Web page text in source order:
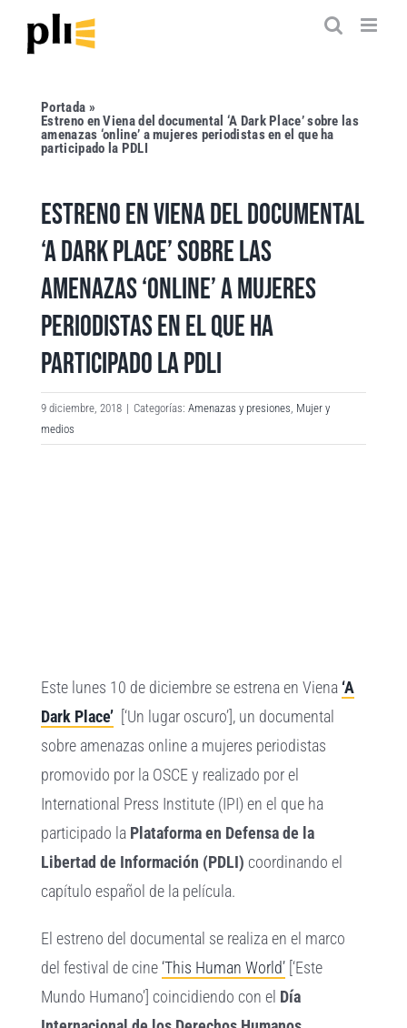
Portada »
Estreno en Viena del documental ‘A Dark Place’ sobre las
amenazas ‘online’ a mujeres periodistas en el que ha
participado la PDLI
ESTRENO EN VIENA DEL DOCUMENTAL
‘A DARK PLACE’ SOBRE LAS
AMENAZAS ‘ONLINE’ A MUJERES
PERIODISTAS EN EL QUE HA
PARTICIPADO LA PDLI
9 diciembre, 2018 | Categorías:Amenazas y presiones Mujer y
medios
Este lunes 10 de diciembre se estrena en Viena ‘A
Dark Place’ [‘Un lugar oscuro’], un documental
sobre amenazas online a mujeres periodistas
promovido por la OSCE y realizado por el
International Press Institute (IPI) en el que ha
participado la Plataforma en Defensa de la
Libertad de Información (PDLI) coordinando el
capítulo español de la película.
El estreno del documental se realiza en el marco
del festival de cine ‘This Human World’ [‘Este
Mundo Humano’] coincidiendo con el Día